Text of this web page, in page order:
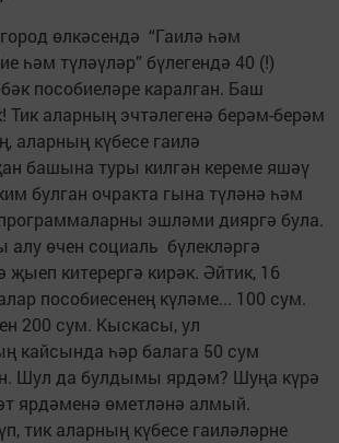
өлкәсендә “Гаилә һәм
һәм түләүләр” бүлегендә 40 (!)
пособиеләре каралган. Баш
Тик аларның эчтәлегенә берәм-берәм
аларның күбесе гаилә
башына туры килгән кереме яшәү
булган очракта гына түләнә һәм
эшләми дияргә була.
өчен социаль бүлекләргә
китерергә кирәк. Әйтик, 16
пособиесенең күләме... 100 сум.
200 сум. Кыскасы, ул
кайсында һәр балага 50 сум
Шул да булдымы ярдәм? Шуңа күрә
ярдәменә өметләнә алмый.
тик аларның күбесе гаиләләрне